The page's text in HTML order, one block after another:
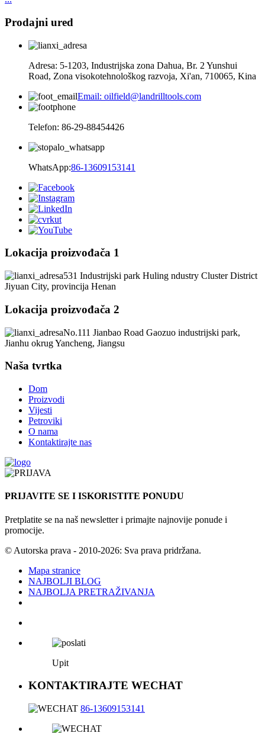
Prodajni ured
Adresa: 5-1203, Industrijska zona Dahua, Br. 2 Yunshui
Road, Zona visokotehnološkog razvoja, Xi'an, 710065, Kina
Email: oilfield@landrilltools.com
Telefon: 86-29-88454426
WhatsApp:86-13609153141
Lokacija proizvođača 1
531 Industrijski park Huling ndustry Cluster District
Jiyuan City, provincija Henan
Lokacija proizvođača 2
No.111 Jianbao Road Gaozuo industrijski park,
Jianhu okrug Yancheng, Jiangsu
Naša tvrtka
Dom
Proizvodi
Vijesti
Petroviki
O nama
Kontaktirajte nas
PRIJAVITE SE I ISKORISTITE PONUDU
Pretplatite se na naš newsletter i primajte najnovije ponude i
promocije.
© Autorska prava - 2010-2026: Sva prava pridržana.
Mapa stranice
NAJBOLJI BLOG
NAJBOLJA PRETRAŽIVANJA
Upit
KONTAKTIRAJTE WECHAT
86-13609153141